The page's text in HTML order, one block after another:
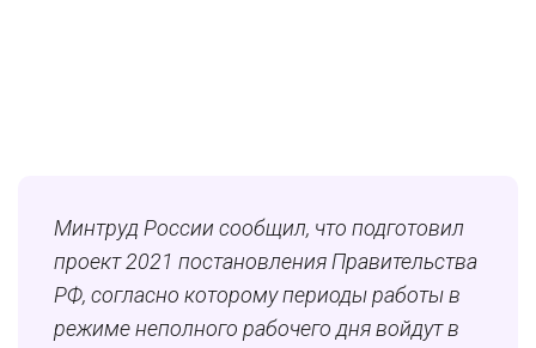
Минтруд России сообщил, что подготовил
проект 2021 постановления Правительства
РФ, согласно которому периоды работы в
режиме неполного рабочего дня войдут в